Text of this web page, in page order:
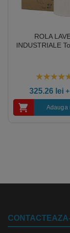
ROLA
INDUSTRIALE
325.26 lei
Adauga